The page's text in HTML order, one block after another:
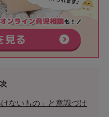
ないもの」と意識づけ